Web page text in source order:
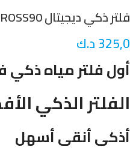
فلتر ذكي ديجيتال CROSS90
325,0د.ك
أول فلتر مياه ذكي
الفلتر الذكي
أذكى أنقى أسهل